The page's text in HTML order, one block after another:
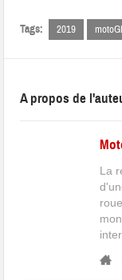
Tags: 2019
A propos de
La